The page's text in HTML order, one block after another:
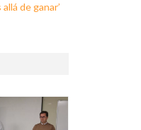
de ganar’